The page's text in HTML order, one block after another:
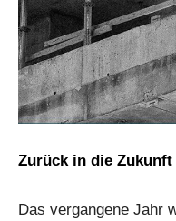
Zurück in die
Das vergangene Jahr